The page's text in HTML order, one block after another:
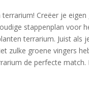
terrarium! Creëer je
stappenplan voor
terrarium. Juist als
zulke groene vingers
de perfecte match.